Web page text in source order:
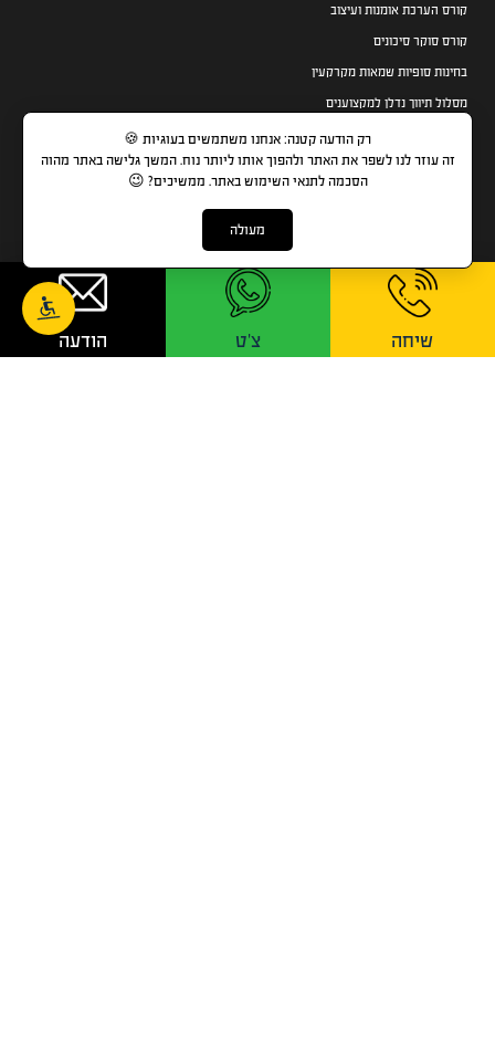
קורס הערכת אומנות ועיצוב
קורס סוקר סיכונים
בחינות סופיות שמאות מקרקעין
מסלול תיווך נדלן למקצוענים
קורס איתור נזילות בכלים תרמיים
קורס ייעוץ משכנתאות
עמוד הבית
דרושים - מכללת אפיק
צור קשר
רק הודעה קטנה: אנחנו משתמשים בעוגיות 🍪
זה עוזר לנו לשפר את האתר ולהפוך אותו ליותר נוח. המשך גלישה באתר מהוה
הסכמה לתנאי השימוש באתר. ממשיכים? 😉
מעולה
שיחה צ'ט הודעה